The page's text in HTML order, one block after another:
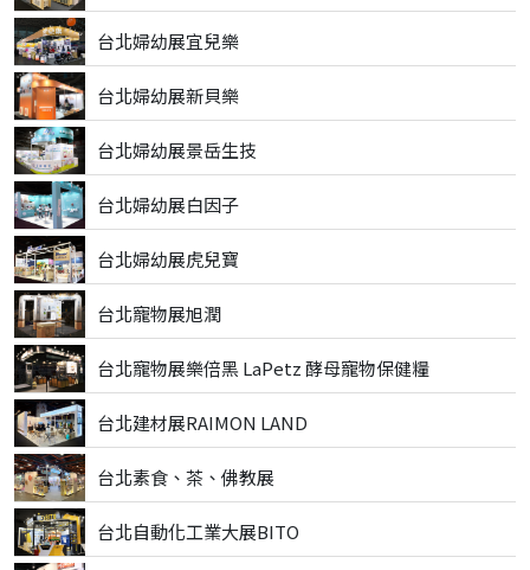
台北婦幼展宜兒樂
台北婦幼展新貝樂
台北婦幼展景岳生技
台北婦幼展白因子
台北婦幼展虎兒寶
台北寵物展旭潤
台北寵物展樂倍黑 LaPetz 酵母寵物保健糧
台北建材展RAIMON LAND
台北素食、茶、佛教展
台北自動化工業大展BITO